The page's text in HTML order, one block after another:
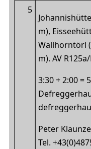
5
m),
Wallhorntörl
m). AV
3:30 + 2:00 =
Peter
Tel.